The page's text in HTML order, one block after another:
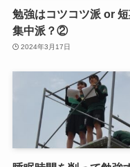
勉強はコツコツ派 or
集中派？②
2024年3月17日